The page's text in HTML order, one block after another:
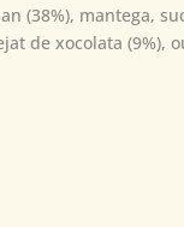
(38%), mantega,
de xocolata (9%),